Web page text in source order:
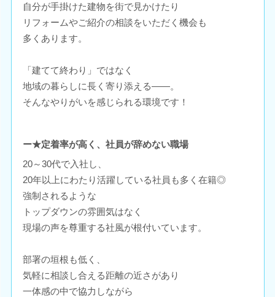
自分が手掛けた建物を街で見かけたり
リフォームやご紹介の相談をいただく機会も
多くあります。
「建てて終わり」ではなく
地域の暮らしに長く寄り添える――。
そんなやりがいを感じられる環境です！
ー★定着率が高く、社員が辞めない職場
20～30代で入社し、
20年以上にわたり活躍している社員も多く在籍◎
強制されるような
トップダウンの雰囲気はなく
現場の声を尊重する社風が根付いています。
部署の垣根も低く、
気軽に相談し合える距離の近さがあり
一体感の中で協力しながら